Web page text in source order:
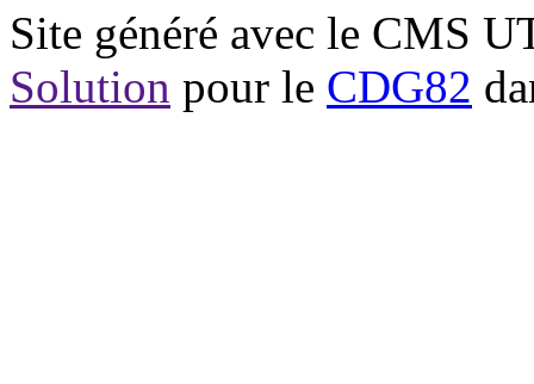
Site généré avec le CMS
Solution pour le CDG82